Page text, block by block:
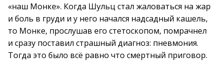
«наш Монке». Когда Шульц стал жаловаться на жар
и боль в груди и у него начался надсадный кашель,
то Монке, прослушав его стетоскопом, помрачнел
и сразу поставил страшный диагноз: пневмония.
Тогда это было всё равно что смертный приговор.